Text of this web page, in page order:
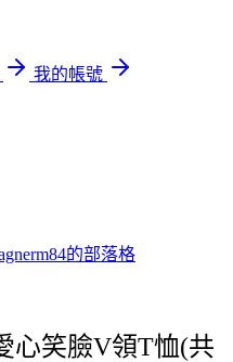
我的帳號
的部落格
心笑臉V領T恤(共